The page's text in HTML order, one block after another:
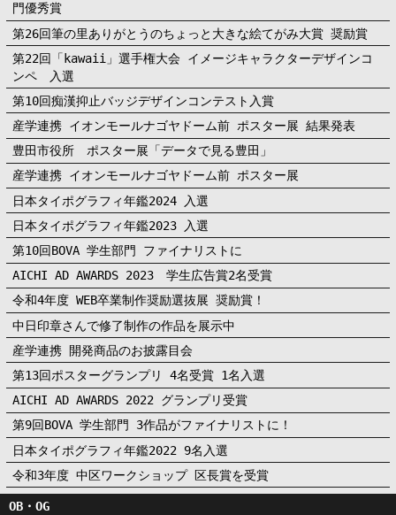
門優秀賞
第26回筆の里ありがとうのちょっと大きな絵てがみ大賞 奨励賞
第22回「kawaii」選手権大会 イメージキャラクターデザインコ
ンペ 入選
第10回痴漢抑止バッジデザインコンテスト入賞
産学連携 イオンモールナゴヤドーム前 ポスター展 結果発表
豊田市役所 ポスター展「データで見る豊田」
産学連携 イオンモールナゴヤドーム前 ポスター展
日本タイポグラフィ年鑑2024 入選
日本タイポグラフィ年鑑2023 入選
第10回BOVA 学生部門 ファイナリストに
AICHI AD AWARDS 2023 学生広告賞2名受賞
令和4年度 WEB卒業制作奨励選抜展 奨励賞！
中日印章さんで修了制作の作品を展示中
産学連携 開発商品のお披露目会
第13回ポスターグランプリ 4名受賞 1名入選
AICHI AD AWARDS 2022 グランプリ受賞
第9回BOVA 学生部門 3作品がファイナリストに！
日本タイポグラフィ年鑑2022 9名入選
令和3年度 中区ワークショップ 区長賞を受賞
OB・OG